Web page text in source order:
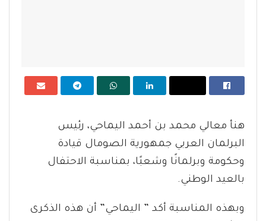
هنأ معالي محمد بن أحمد اليماحي، رئيس
البرلمان العربي جمهورية الصومال قيادة
وحكومة وبرلمانًا وشعبًا، بمناسبة الاحتفال
بالعيد الوطني.
وبهذه المناسبة أكد ” اليماحي” أن هذه الذكرى